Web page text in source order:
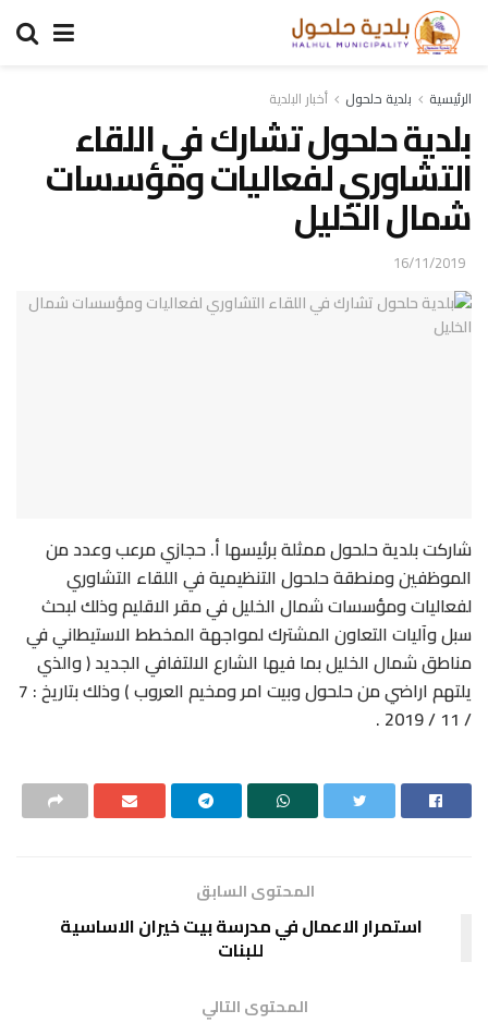
الرئيسية بلدية حلحول أخبار البلدية
بلدية حلحول تشارك في اللقاء
التشاوري لفعاليات ومؤسسات
شمال الخليل
16/11/2019
شاركت بلدية حلحول ممثلة برئيسها أ. حجازي مرعب وعدد من
الموظفين ومنطقة حلحول التنظيمية في اللقاء التشاوري
لفعاليات ومؤسسات شمال الخليل في مقر الاقليم وذلك لبحث
سبل وآليات التعاون المشترك لمواجهة المخطط الاستيطاني في
مناطق شمال الخليل بما فيها الشارع الالتفافي الجديد ( والذي
يلتهم اراضي من حلحول وبيت امر ومخيم العروب ) وذلك بتاريخ : 7
/ 11 / 2019 .
المحتوى السابق
استمرار الاعمال في مدرسة بيت خيران الاساسية
للبنات
المحتوى التالي